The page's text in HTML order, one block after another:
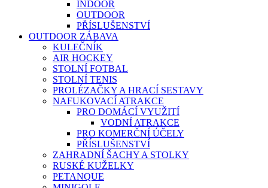
INDOOR
OUTDOOR
PŘÍSLUŠENSTVÍ
OUTDOOR ZÁBAVA
KULEČNÍK
AIR HOCKEY
STOLNÍ FOTBAL
STOLNÍ TENIS
PROLÉZAČKY A HRACÍ SESTAVY
NAFUKOVACÍ ATRAKCE
PRO DOMÁCÍ VYUŽITÍ
VODNÍ ATRAKCE
PRO KOMERČNÍ ÚČELY
PŘÍSLUŠENSTVÍ
ZAHRADNÍ ŠACHY A STOLKY
RUSKÉ KUŽELKY
PETANQUE